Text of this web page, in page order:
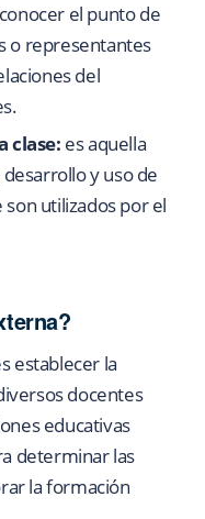
el punto de
o representantes
del
clase: es aquella
y uso de
utilizados por el
establecer la
docentes
educativas
determinar las
la formación